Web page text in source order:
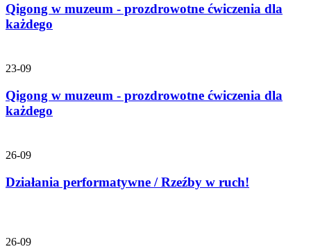
Qigong w muzeum - prozdrowotne ćwiczenia dla
każdego
23-09
Qigong w muzeum - prozdrowotne ćwiczenia dla
każdego
26-09
Działania performatywne / Rzeźby w ruch!
26-09